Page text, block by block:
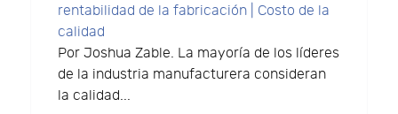
rentabilidad de la fabricación | Costo de la
calidad
Por Joshua Zable. La mayoría de los líderes
de la industria manufacturera consideran
la calidad...